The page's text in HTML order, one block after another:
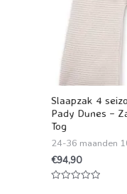
Slaapzak 4
Pady Dunes –
Tog
24-36 maanden
€94,90